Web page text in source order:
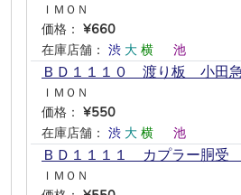
ＩＭＯＮ
価格： ¥660
在庫店舗： 渋 大 横 池
ＢＤ１１１０ 渡り板 小田
ＩＭＯＮ
価格： ¥550
在庫店舗： 渋 大 横 池
ＢＤ１１１１ カプラー胴受
ＩＭＯＮ